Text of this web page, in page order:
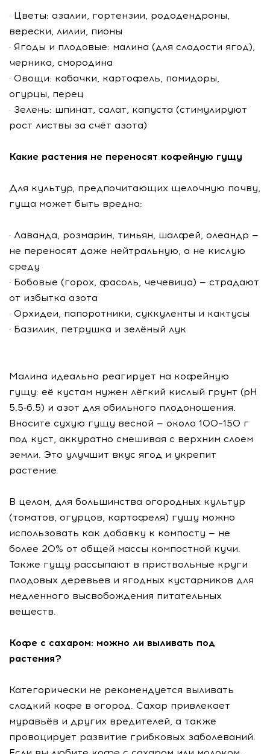
· Цветы: азалии, гортензии, рододендроны,
верески, лилии, пионы
· Ягоды и плодовые: малина (для сладости ягод),
черника, смородина
· Овощи: кабачки, картофель, помидоры,
огурцы, перец
· Зелень: шпинат, салат, капуста (стимулируют
рост листвы за счёт азота)
Какие растения не переносят кофейную гущу
Для культур, предпочитающих щелочную почву,
гуща может быть вредна:
· Лаванда, розмарин, тимьян, шалфей, олеандр —
не переносят даже нейтральную, а не кислую
среду
· Бобовые (горох, фасоль, чечевица) — страдают
от избытка азота
· Орхидеи, папоротники, суккуленты и кактусы
· Базилик, петрушка и зелёный лук
Малина идеально реагирует на кофейную
гущу: её кустам нужен лёгкий кислый грунт (pH
5.5‑6.5) и азот для обильного плодоношения.
Вносите сухую гущу весной — около 100–150 г
под куст, аккуратно смешивая с верхним слоем
земли. Это улучшит вкус ягод и укрепит
растение.
В целом, для большинства огородных культур
(томатов, огурцов, картофеля) гущу можно
использовать как добавку к компосту — не
более 20% от общей массы компостной кучи.
Также гущу рассыпают в приствольные круги
плодовых деревьев и ягодных кустарников для
медленного высвобождения питательных
веществ.
Кофе с сахаром: можно ли выливать под
растения?
Категорически не рекомендуется выливать
сладкий кофе в огород. Сахар привлекает
муравьёв и других вредителей, а также
провоцирует развитие грибковых заболеваний.